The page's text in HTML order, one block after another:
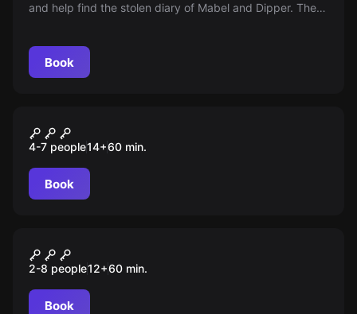
and help find the stolen diary of Mabel and Dipper. The
Book
Морг
4-7 people14+60 min.
Book
Хижина дядюшки Тома
2-8 people12+60 min.
Book